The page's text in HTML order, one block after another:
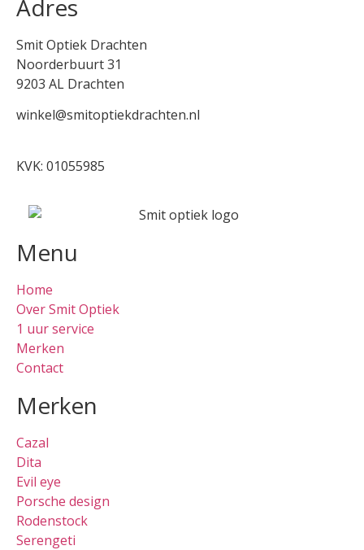
Adres
Smit Optiek Drachten
Noorderbuurt 31
9203 AL Drachten
winkel@smitoptiekdrachten.nl
KVK: 01055985
Menu
Home
Over Smit Optiek
1 uur service
Merken
Contact
Merken
Cazal
Dita
Evil eye
Porsche design
Rodenstock
Serengeti